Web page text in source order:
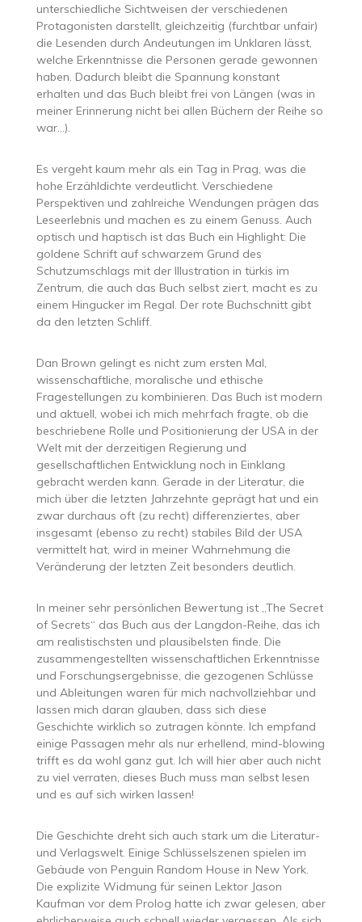
unterschiedliche Sichtweisen der verschiedenen
Protagonisten darstellt, gleichzeitig (furchtbar unfair)
die Lesenden durch Andeutungen im Unklaren lässt,
welche Erkenntnisse die Personen gerade gewonnen
haben. Dadurch bleibt die Spannung konstant
erhalten und das Buch bleibt frei von Längen (was in
meiner Erinnerung nicht bei allen Büchern der Reihe so
war…).
Es vergeht kaum mehr als ein Tag in Prag, was die
hohe Erzähldichte verdeutlicht. Verschiedene
Perspektiven und zahlreiche Wendungen prägen das
Leseerlebnis und machen es zu einem Genuss. Auch
optisch und haptisch ist das Buch ein Highlight: Die
goldene Schrift auf schwarzem Grund des
Schutzumschlags mit der Illustration in türkis im
Zentrum, die auch das Buch selbst ziert, macht es zu
einem Hingucker im Regal. Der rote Buchschnitt gibt
da den letzten Schliff.
Dan Brown gelingt es nicht zum ersten Mal,
wissenschaftliche, moralische und ethische
Fragestellungen zu kombinieren. Das Buch ist modern
und aktuell, wobei ich mich mehrfach fragte, ob die
beschriebene Rolle und Positionierung der USA in der
Welt mit der derzeitigen Regierung und
gesellschaftlichen Entwicklung noch in Einklang
gebracht werden kann. Gerade in der Literatur, die
mich über die letzten Jahrzehnte geprägt hat und ein
zwar durchaus oft (zu recht) differenziertes, aber
insgesamt (ebenso zu recht) stabiles Bild der USA
vermittelt hat, wird in meiner Wahrnehmung die
Veränderung der letzten Zeit besonders deutlich.
In meiner sehr persönlichen Bewertung ist „The Secret
of Secrets“ das Buch aus der Langdon-Reihe, das ich
am realistischsten und plausibelsten finde. Die
zusammengestellten wissenschaftlichen Erkenntnisse
und Forschungsergebnisse, die gezogenen Schlüsse
und Ableitungen waren für mich nachvollziehbar und
lassen mich daran glauben, dass sich diese
Geschichte wirklich so zutragen könnte. Ich empfand
einige Passagen mehr als nur erhellend, mind-blowing
trifft es da wohl ganz gut. Ich will hier aber auch nicht
zu viel verraten, dieses Buch muss man selbst lesen
und es auf sich wirken lassen!
Die Geschichte dreht sich auch stark um die Literatur-
und Verlagswelt. Einige Schlüsselszenen spielen im
Gebäude von Penguin Random House in New York.
Die explizite Widmung für seinen Lektor Jason
Kaufman vor dem Prolog hatte ich zwar gelesen, aber